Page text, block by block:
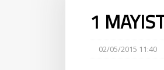
1
02/05/2015 11:40